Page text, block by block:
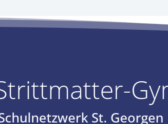
St. Georgen